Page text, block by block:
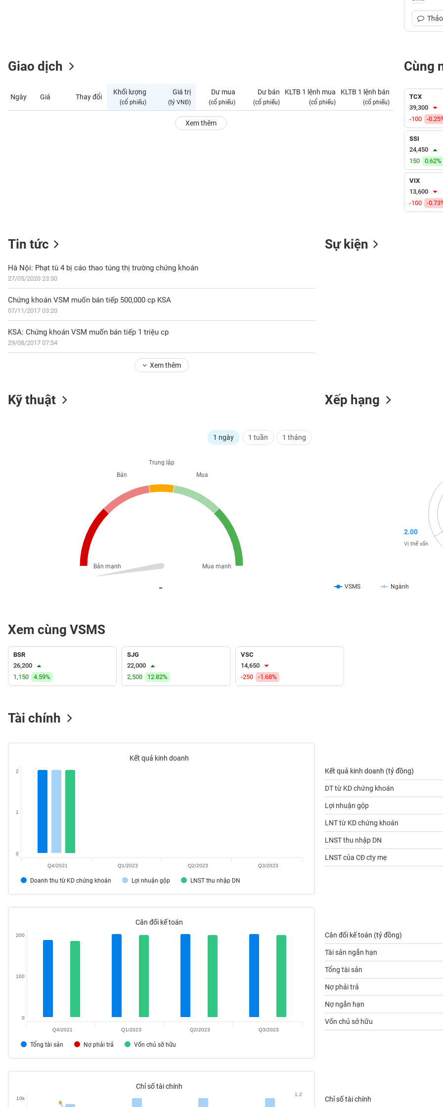
Giao dịch
Ngày Giá Thay đổi
Khối lượng
(cổ phiếu)
Giá trị
(tỷ VNĐ)
Dư mua
(cổ phiếu)
Dư bán
(cổ phiếu)
KLTB 1 lệnh mua
(cổ phiếu)
KLTB 1 lệnh bán
(cổ phiếu)
Xem thêm
Cùng
TCX
39,300
-100
-
SSI
24,450
150
0.62%
VIX
13,600
-100
-
Tin tức
Hà Nội: Phạt tù 4 bị cáo thao túng thị trường chứng khoán
27/05/2020 23:30
Chứng khoán VSM muốn bán tiếp 500,000 cp KSA
07/11/2017 03:20
KSA: Chứng khoán VSM muốn bán tiếp 1 triệu cp
29/08/2017 07:54
Xem thêm
Sự kiện
Kỹ thuật
1 ngày 1 tuần 1 tháng
Trung lập
Mua
Mua mạnh
Bán
Bán mạnh
Xếp hạng
VSMS Ngành
2.00
Vị thế vốn
Xem cùng VSMS
BSR
26,200
1,150
4.59%
SJG
22,000
2,500
12.82%
VSC
14,650
-250
-1.68%
Tài chính
Kết quả kinh doanh
Lợi nhuận gộp LNST thu nhập DN
Doanh thu từ KD chứng khoán
0
1
2
Q4/2021 Q1/2023 Q2/2023 Q3/2023
Kết quả kinh doanh (tỷ đồng)
DT từ KD chứng khoán
Lợi nhuận gộp
LNT từ KD chứng khoán
LNST thu nhập DN
LNST của CĐ cty mẹ
Cân đối kế toán
Tổng tài sản Nợ phải trả Vốn chủ sỡ hữu
0
100
200
Q4/2021 Q1/2023 Q2/2023 Q3/2023
Cân đối kế toán (tỷ đồng)
Tài sản ngắn hạn
Tổng tài sản
Nợ phải trả
Nợ ngắn hạn
Vốn chủ sở hữu
Chỉ số tài chính
10k
1.2
Chỉ số tài chính
CÁ
NHÂN
DOANH
NGHIỆP
CỔ
SINH
Ngành
(-)
VS-
SECTOR
VẬT
NGHIỆP
TIÊU
YẾU
TIÊU
THIẾT